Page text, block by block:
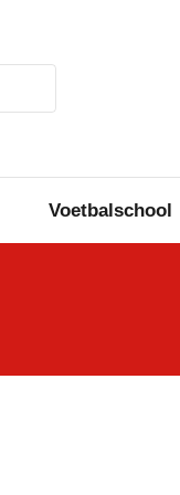
Voetbalschool